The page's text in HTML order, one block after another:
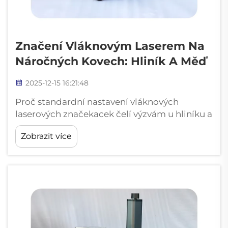
Značení Vláknovým Laserem Na
Náročných Kovech: Hliník A Měď
2025-12-15 16:21:48
Proč standardní nastavení vláknových
laserových značekacek čelí výzvám u hliníku a
mědi Vysoká odrazivost a tepelná vodivost:
fyzikální bariéry pro konzistentní značení
Práce s hliníkem a mědí představuje skutečné
Zobrazit více